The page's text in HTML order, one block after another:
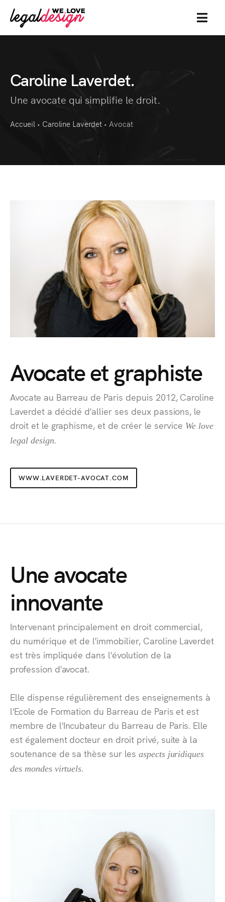
MENU
Caroline Laverdet.
Une avocate qui simplifie le droit.
Accueil • Caroline Laverdet • Avocat
Avocate et graphiste
Avocate au Barreau de Paris depuis 2012, Caroline
Laverdet a décidé d'allier ses deux passions, le
droit et le graphisme, et de créer le service We love
legal design.
WWW.LAVERDET-AVOCAT.COM
Une avocate
innovante
Intervenant principalement en droit commercial,
du numérique et de l'immobilier, Caroline Laverdet
est très impliquée dans l'évolution de la
profession d'avocat.
Elle dispense régulièrement des enseignements à
l'Ecole de Formation du Barreau de Paris et est
membre de l'Incubateur du Barreau de Paris. Elle
est également docteur en droit privé, suite à la
soutenance de sa thèse sur les aspects juridiques
des mondes virtuels.